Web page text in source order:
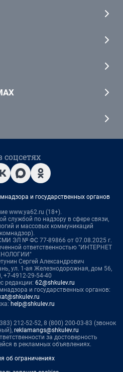
и государственных органов
www.ya62.ru (18+).
службой по надзору в сфере связи,
и массовых коммуникаций
ЭЛ № ФС 77-89866 от 07.08.2025 г.
ответственностью "ИНТЕРНЕТ
Сергей Александрович
ул. 1-ая Железнодорожная, дом 56,
+7-4912-29-54-40
редакции: 62@shkulev.ru
и государственных органов:
help@shkulev.ru
212-52-52, 8 (800) 200-03-83 (звонок
reklamangs@shkulev.ru
за достоверность
в рекламных объявлениях.
об ограничениях